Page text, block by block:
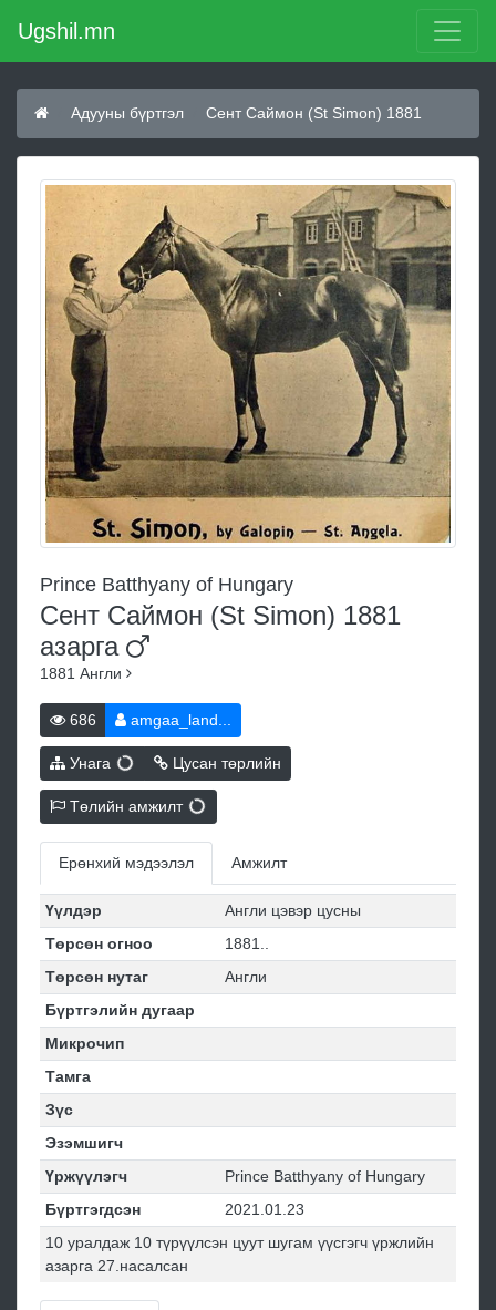
Ugshil.mn
Адууны бүртгэл Сент Саймон (St Simon) 1881
Prince Batthyany of Hungary
Сент Саймон (St Simon) 1881
азарга
1881 Англи
686 amgaa_land...
Унага Цусан төрлийн
Төлийн амжилт
Ерөнхий мэдээлэл Амжилт
Үүлдэр
Англи цэвэр цусны
Төрсөн огноо
1881..
Төрсөн нутаг
Англи
Бүртгэлийн дугаар
Микрочип
Тамга
Зүс
Эзэмшигч
Үржүүлэгч
Prince Batthyany of Hungary
Бүртгэгдсэн
2021.01.23
10 уралдаж 10 түрүүлсэн цуут шугам үүсгэгч үржлийн
азарга 27.насалсан